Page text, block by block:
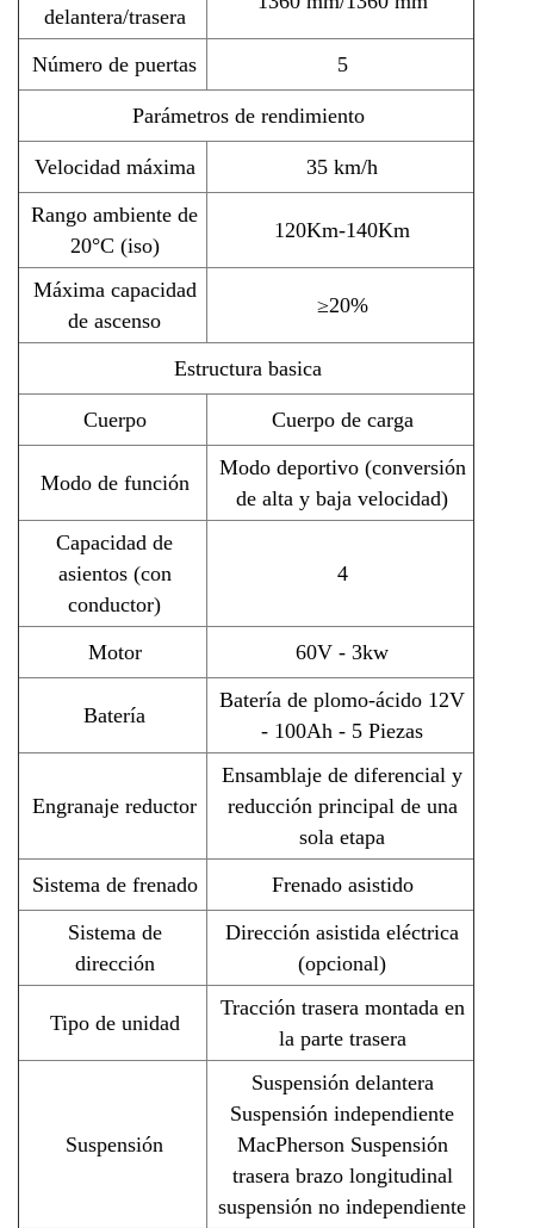
delantera/trasera
Número de puertas 5
Parámetros de rendimiento
Velocidad máxima
35 km/h
Rango ambiente de
20°C (iso)
120Km-140Km
Máxima capacidad
de ascenso
≥20%
Estructura basica
Cuerpo Cuerpo de carga
Modo de función
Modo deportivo (conversión
de alta y baja velocidad)
Capacidad de
asientos (con
conductor)
4
Motor 60V - 3kw
Batería
Batería de plomo-ácido 12V
- 100Ah - 5 Piezas
Engranaje reductor
Ensamblaje de diferencial y
reducción principal de una
sola etapa
Sistema de frenado
Frenado asistido
Sistema de
dirección
Dirección asistida eléctrica
(opcional)
Tipo de unidad
Tracción trasera montada en
la parte trasera
Suspensión
Suspensión delantera
Suspensión independiente
MacPherson Suspensión
trasera brazo longitudinal
suspensión no independiente